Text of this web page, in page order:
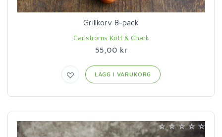
Grillkorv 8-pack
Carlströms Kött & Chark
55,00 kr
LÄGG I VARUKORG